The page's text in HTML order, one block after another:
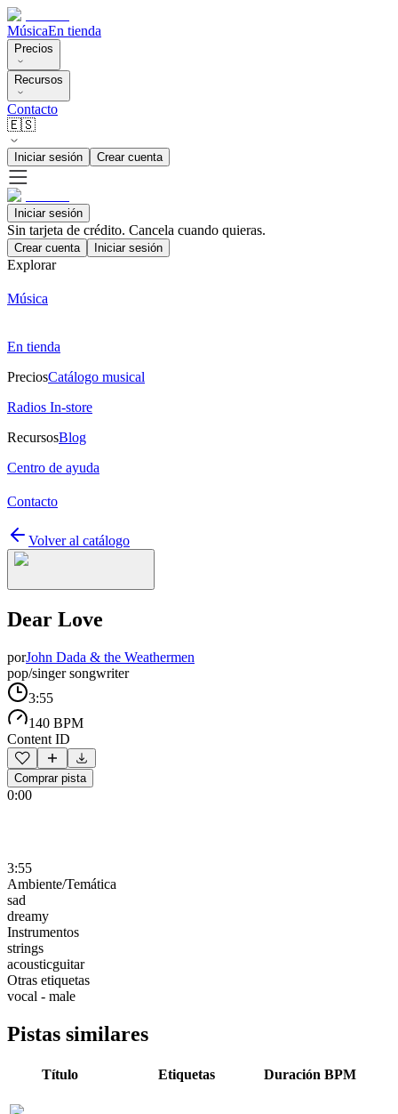
MúsicaEn tienda
Precios
Recursos
Contacto
🇪🇸
Iniciar sesión Crear cuenta
Iniciar sesión
Sin tarjeta de crédito. Cancela cuando quieras.
Crear cuenta Iniciar sesión
Explorar
Música
En tienda
PreciosCatálogo musical
Radios In-store
RecursosBlog
Centro de ayuda
Contacto
Volver al catálogo
Dear Love
porJohn Dada & the Weathermen
pop/singer songwriter
3:55
140 BPM
Content ID
Comprar pista
0:00
3:55
Ambiente/Temática
sad
dreamy
Instrumentos
strings
acousticguitar
Otras etiquetas
vocal - male
Pistas similares
Título Etiquetas Duración BPM